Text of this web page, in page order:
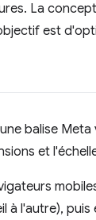
La
est
balise
et
à l'autre),